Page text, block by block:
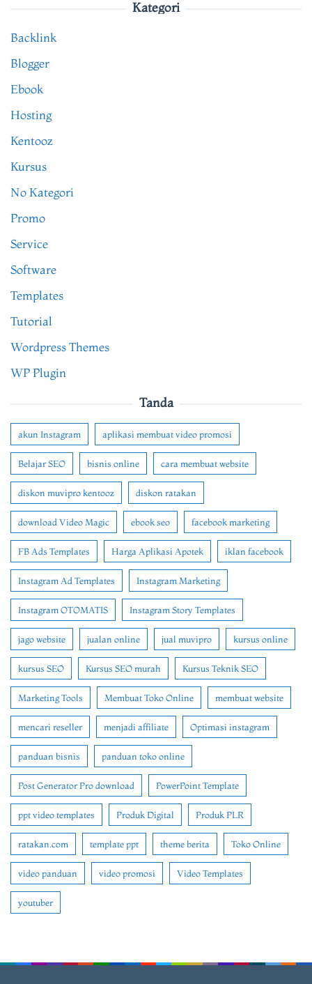
Kategori
Backlink
Blogger
Ebook
Hosting
Kentooz
Kursus
No Kategori
Promo
Service
Software
Templates
Tutorial
Wordpress Themes
WP Plugin
Tanda
akun Instagram aplikasi membuat video promosi
Belajar SEO bisnis online cara membuat website
diskon muvipro kentooz diskon ratakan
download Video Magic ebook seo facebook marketing
FB Ads Templates Harga Aplikasi Apotek iklan facebook
Instagram Ad Templates Instagram Marketing
Instagram OTOMATIS Instagram Story Templates
jago website jualan online jual muvipro kursus online
kursus SEO Kursus SEO murah Kursus Teknik SEO
Marketing Tools Membuat Toko Online membuat website
mencari reseller menjadi affiliate Optimasi instagram
panduan bisnis panduan toko online
Post Generator Pro download PowerPoint Template
ppt video templates Produk Digital Produk PLR
ratakan.com template ppt theme berita Toko Online
video panduan video promosi Video Templates
youtuber